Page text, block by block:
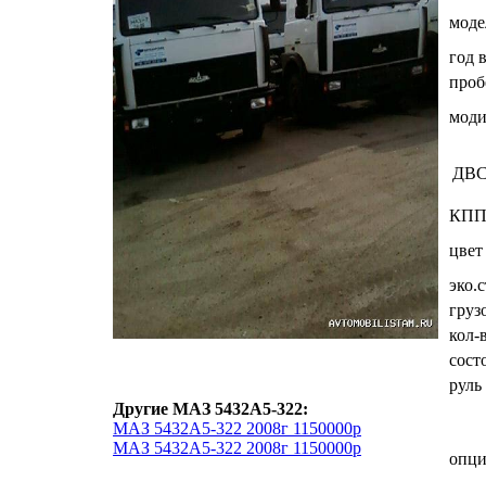
Другие МАЗ 5432А5-322:
МАЗ 5432А5-322 2008г 1150000р
МАЗ 5432А5-322 2008г 1150000р
год
КПП
цвет
кол-
руль